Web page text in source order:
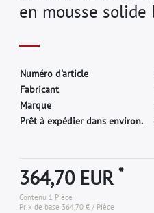
en mousse
Numéro d'article
Fabricant
Marque
Prêt à expédier dans environ.
364,70 EUR*
Contenu 1 Pièce
Prix de base 364,70 € / Pièce